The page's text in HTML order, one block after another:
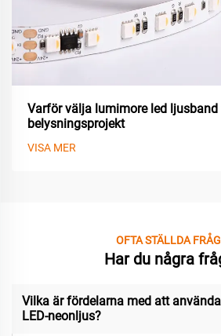
Varför välja lumimore led
belysningsprojekt
VISA MER
OFTA STÄLLDA
Har du några
Vilka är fördelarna med att
LED-neonljus?